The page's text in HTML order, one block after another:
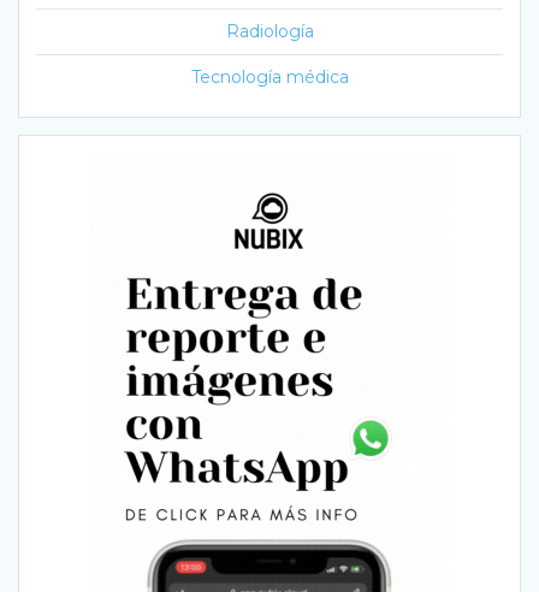
Radiología
Tecnología médica